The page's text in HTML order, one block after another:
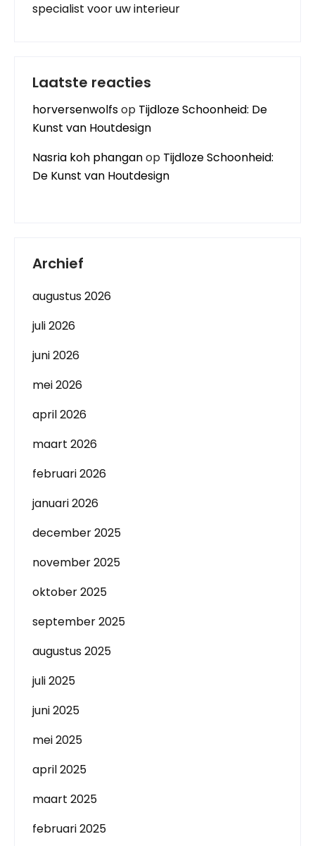
specialist voor uw interieur
Laatste reacties
horversenwolfsop Tijdloze Schoonheid: De
Kunst van Houtdesign
Nasria koh phanganop Tijdloze Schoonheid:
De Kunst van Houtdesign
Archief
augustus 2026
juli 2026
juni 2026
mei 2026
april 2026
maart 2026
februari 2026
januari 2026
december 2025
november 2025
oktober 2025
september 2025
augustus 2025
juli 2025
juni 2025
mei 2025
april 2025
maart 2025
februari 2025